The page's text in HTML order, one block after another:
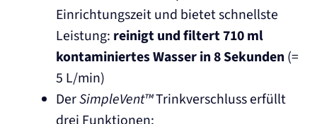
Einrichtungszeit und bietet schnellste
Leistung: reinigt und filtert 710 ml
kontaminiertes Wasser in 8 Sekunden(=
5 L/min)
DerSimpleVent™Trinkverschluss erfüllt